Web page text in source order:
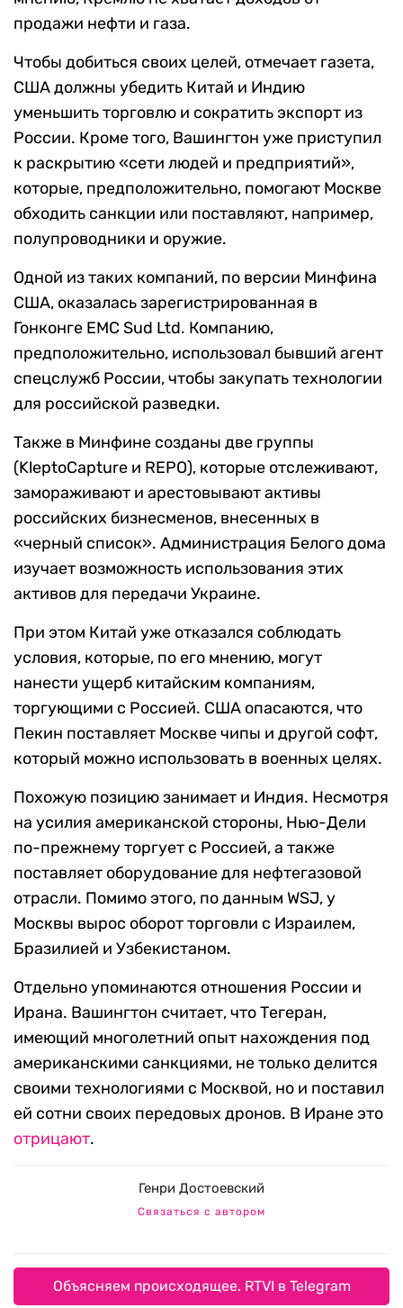
продажи нефти и газа.
Чтобы добиться своих целей, отмечает газета,
США должны убедить Китай и Индию
уменьшить торговлю и сократить экспорт из
России. Кроме того, Вашингтон уже приступил
к раскрытию «сети людей и предприятий»,
которые, предположительно, помогают Москве
обходить санкции или поставляют, например,
полупроводники и оружие.
Одной из таких компаний, по версии Минфина
США, оказалась зарегистрированная в
Гонконге EMC Sud Ltd. Компанию,
предположительно, использовал бывший агент
спецслужб России, чтобы закупать технологии
для российской разведки.
Также в Минфине созданы две группы
(KleptoCapture и REPO), которые отслеживают,
замораживают и арестовывают активы
российских бизнесменов, внесенных в
«черный список». Администрация Белого дома
изучает возможность использования этих
активов для передачи Украине.
При этом Китай уже отказался соблюдать
условия, которые, по его мнению, могут
нанести ущерб китайским компаниям,
торгующими с Россией. США опасаются, что
Пекин поставляет Москве чипы и другой софт,
который можно использовать в военных целях.
Похожую позицию занимает и Индия. Несмотря
на усилия американской стороны, Нью-Дели
по-прежнему торгует с Россией, а также
поставляет оборудование для нефтегазовой
отрасли. Помимо этого, по данным WSJ, у
Москвы вырос оборот торговли с Израилем,
Бразилией и Узбекистаном.
Отдельно упоминаются отношения России и
Ирана. Вашингтон считает, что Тегеран,
имеющий многолетний опыт нахождения под
американскими санкциями, не только делится
своими технологиями с Москвой, но и поставил
ей сотни своих передовых дронов. В Иране это
отрицают.
Генри Достоевский
Связаться с автором
Объясняем происходящее. RTVI в Telegram